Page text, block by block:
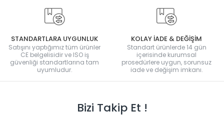
STANDARTLARA UYGUNLUK
Satışını yaptığımız tüm ürünler
CE belgelisidir ve ISO iş
güvenliği standartlarına tam
uyumludur.
KOLAY İADE & DEĞİŞİM
Standart ürünlerde 14 gün
içerisinde kurumsal
prosedürlere uygun, sorunsuz
iade ve değişim imkanı.
Bizi Takip Et !